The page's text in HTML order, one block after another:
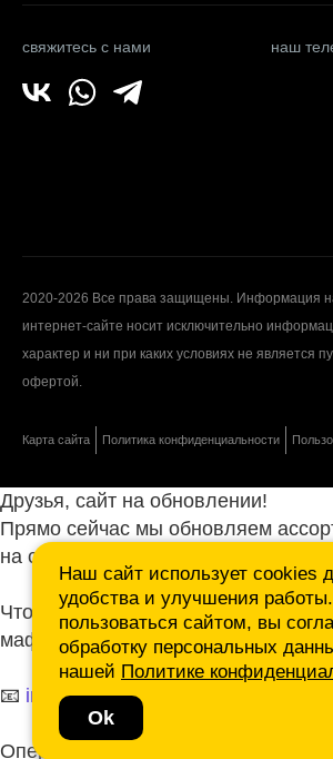
свяжитесь с нами наш
2020-2026 Все права защищены. Информация
интернет-сайте носит исключительно
характер и ни при каких условиях не является
офертой.
Карта сайта Политика конфиденциальности
Наш сайт использует cookies
удобства и улучшения
пользоваться сайтом, вы
обработку персональных
нашей Политике
Ok
Друзья, сайт на обновлении!
Прямо сейчас мы обновляем
на сайте.
Чтобы не ждать, присылайте ваши
маф нам на почту.
📧 info@mafmasterfibre.ru
Оперативно ответим и просчитаем